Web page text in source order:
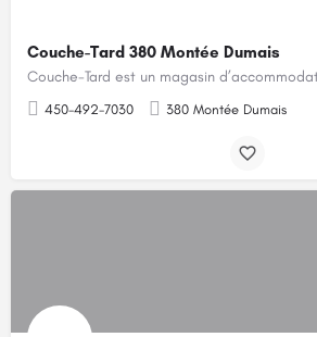
Couche-Tard 380 Montée Dumais
450-492-7030 380 Montée Dumais